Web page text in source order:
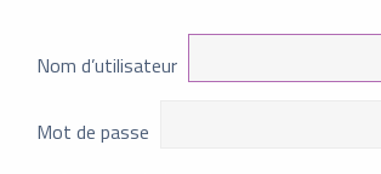
Nom d’utilisateur
Mot de passe